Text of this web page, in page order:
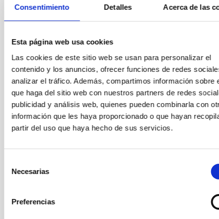
Consentimiento Detalles Acerca de las
Esta página web usa cookies
Las cookies de este sitio web se usan para personalizar el
contenido y los anuncios, ofrecer funciones de redes
analizar el tráfico. Además, compartimos información sobre
que haga del sitio web con nuestros partners de redes
publicidad y análisis web, quienes pueden combinarla con
información que les haya proporcionado o que hayan
partir del uso que haya hecho de sus servicios.
Necesarias
Preferencias
l) Acreditación de guarda de menores de 6 años (2.3.2 b).
m)
En el formulario on line de solicitud, en
los candidatos deberán hacer constar los nombres de hasta
2 • Cumplimentación detallada de la aplicación on-line
de solicitud, incluyendo los contactos de referencias.
Una vez realizado este trámite de solicitud telemática, NO es
necesaria la presentación en papel de las solicitudes
La no presentación de la solicitud en tiempo y forma supondrá
la exclusión del candidato/a.
Para cualquier información adicional, contactar con la
(secens[at]iac[dot]es)